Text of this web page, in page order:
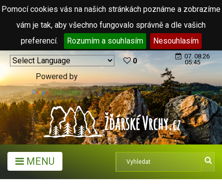
Pomocí cookies vás na našich stránkách poznáme a zobrazíme
vám je tak, aby všechno fungovalo správně a dle vašich
preferencí.
Rozumím a souhlasím Nesouhlasím
Powered by
Translate
0
07. 08.26
05:45
MENU